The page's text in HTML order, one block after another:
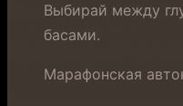
Выбирай между
басами.
Марафонская